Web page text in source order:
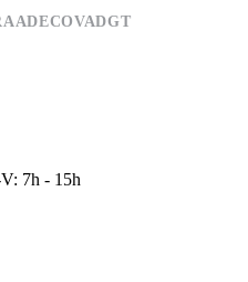
ADECOVADGT
7h - 15h